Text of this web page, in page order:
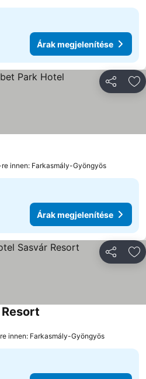
Árak megjelenítése
innen: Farkasmály-Gyöngyös
Árak megjelenítése
innen: Farkasmály-Gyöngyös